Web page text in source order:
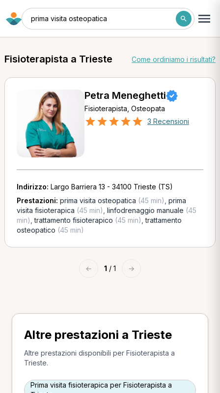
prima visita osteopatica
Fisioterapista a Trieste Come ordiniamo i risultati?
Petra Meneghetti
Fisioterapista, Osteopata
3 Recensioni
Indirizzo: Largo Barriera 13 - 34100 Trieste (TS)
Prestazioni: prima visita osteopatica (45 min) prima
visita fisioterapica (45 min) linfodrenaggio manuale (45
min) ,trattamento fisioterapico (45 min) ,trattamento
osteopatico (45 min)
← 1 / 1 →
Altre prestazioni a Trieste
Altre prestazioni disponibili per Fisioterapista a
Trieste.
Prima visita fisioterapica per Fisioterapista a